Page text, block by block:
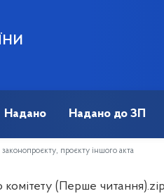
Надано Надано до ЗП
законопроєкту, проєкту іншого акта
комітету (Перше читання).zip